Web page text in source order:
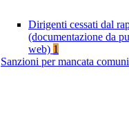
Dirigenti cessati dal
(documentazione da
web) 1
Sanzioni per mancata